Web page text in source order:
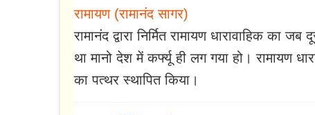
रामायण (रामानंद सागर)
रामानंद द्वारा निर्मित रामायण धारावाहिक
था मानो देश में कर्फ्यू ही लग गया हो। रामायण
का पत्थर स्थापित किया।